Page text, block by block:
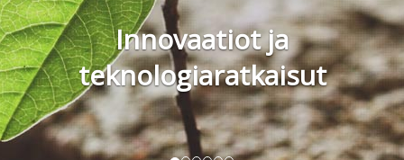
Innovaatiot ja
teknologiaratkaisut